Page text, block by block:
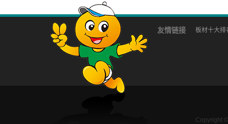
友情链接 板材十大排
Copyright